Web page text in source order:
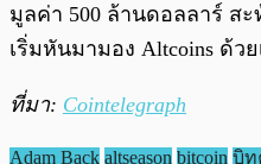
มูลค่า 500 ล้านดอลลาร์ ส
เริ่มหันมามอง Altcoins ด้ว
ที่มา: Cointelegraph
Adam Back altseason bitcoin บิท